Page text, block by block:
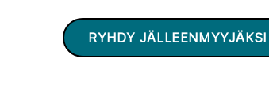
RYHDY JÄLLEENMYYJÄKSI